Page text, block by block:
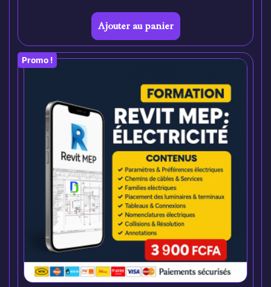
Ajouter au panier
Promo !